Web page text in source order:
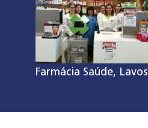
Farmácia Saúde, Lavos